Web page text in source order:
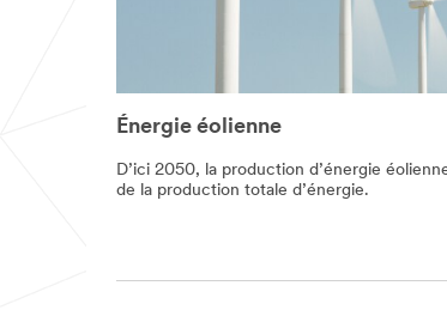
Énergie éolienne
D’ici 2050, la production d’énergie
de la production totale d’énergie.